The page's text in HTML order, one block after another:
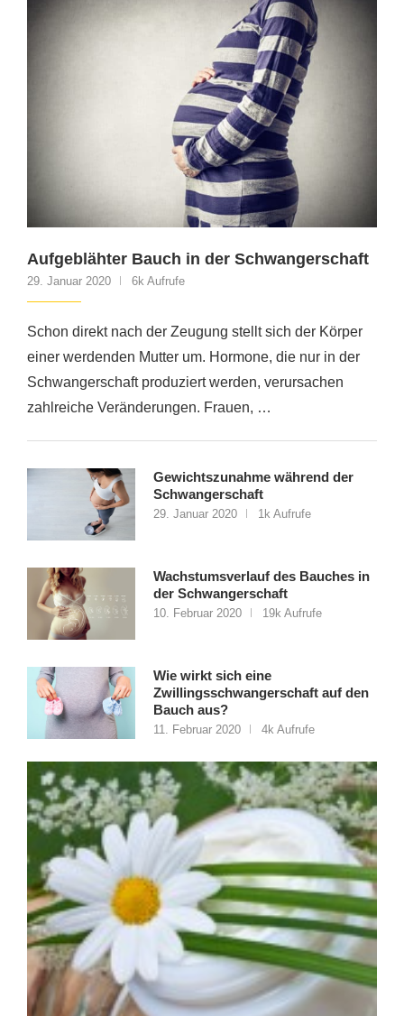
Aufgeblähter Bauch in der Schwangerschaft
29. Januar 2020 6k Aufrufe
Schon direkt nach der Zeugung stellt sich der Körper
einer werdenden Mutter um. Hormone, die nur in der
Schwangerschaft produziert werden, verursachen
zahlreiche Veränderungen. Frauen, …
Gewichtszunahme während der
Schwangerschaft
29. Januar 2020 1k Aufrufe
Wachstumsverlauf des Bauches in
der Schwangerschaft
10. Februar 2020 19k Aufrufe
Wie wirkt sich eine
Zwillingsschwangerschaft auf den
Bauch aus?
11. Februar 2020 4k Aufrufe